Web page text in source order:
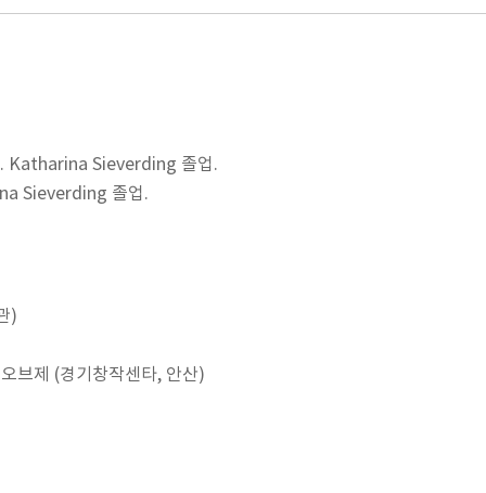
Katharina Sieverding 졸업.
Sieverding 졸업.
)
브제 (경기창작센타, 안산)